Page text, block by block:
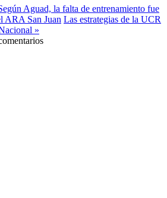
Aguad, la falta de entrenamiento fue
ARA San Juan Las estrategias de la UCR
»